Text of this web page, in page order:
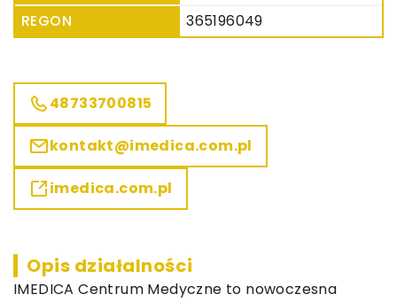
REGON
365196049
48733700815
kontakt@imedica.com.pl
imedica.com.pl
Opis działalności
IMEDICA Centrum Medyczne to nowoczesna